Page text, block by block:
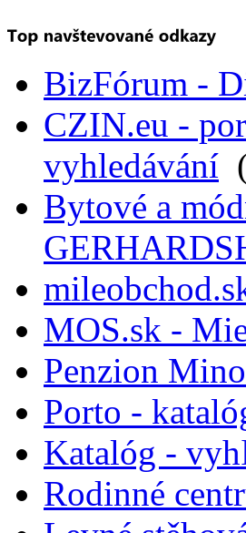
BizFórum -
CZIN.eu -
vyhledávání
Bytové a
MOS.sk -
Penzion
Porto -
Katalóg -
Rodinné